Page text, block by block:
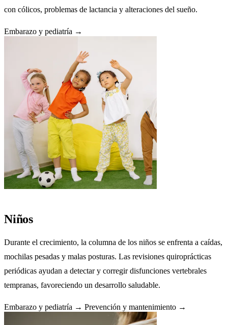
con cólicos, problemas de lactancia y alteraciones del sueño.
Embarazo y pediatría →
Niños
Durante el crecimiento, la columna de los niños se enfrenta a caídas,
mochilas pesadas y malas posturas. Las revisiones quiroprácticas
periódicas ayudan a detectar y corregir disfunciones vertebrales
tempranas, favoreciendo un desarrollo saludable.
Embarazo y pediatría → Prevención y mantenimiento →